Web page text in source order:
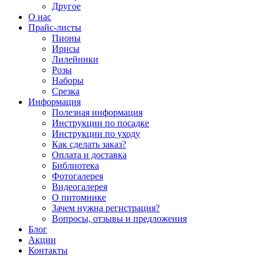
Другое
О нас
Прайс-листы
Пионы
Ирисы
Лилейники
Розы
Наборы
Срезка
Информация
Полезная информация
Инструкции по посадке
Инструкции по уходу
Как сделать заказ?
Оплата и доставка
Библиотека
Фотогалерея
Видеогалерея
О питомнике
Зачем нужна регистрация?
Вопросы, отзывы и предложения
Блог
Акции
Контакты